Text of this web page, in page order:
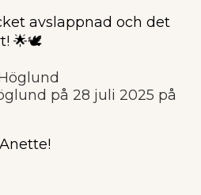
avslappnad och det
🌟🕊️
på 28 juli 2025 på